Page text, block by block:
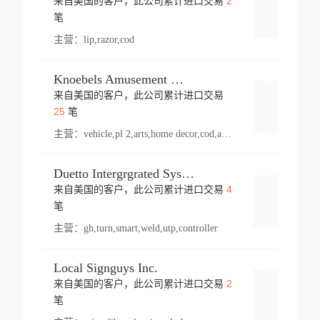
笔
主营： lip,razor,cod
Knoebels Amusement Resort
来自美国的客户，此公司累计进口交易
25笔
主营： vehicle,pl 2,arts,home decor,cod,amusement ride,sea
Duetto Intergrgrated Systems Inc.
来自美国的客户，此公司累计进口交易 4
笔
主营： gh,turn,smart,weld,utp,controller
Local Signguys Inc.
来自美国的客户，此公司累计进口交易 2
笔